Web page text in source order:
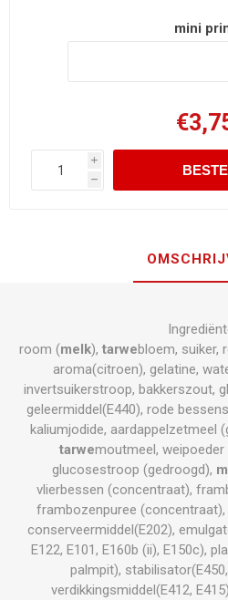
mini
i
h
room (melk), tarwebloem, suiker,
aroma(citroen), gelatine,
invertsuikerstroop, bakkerszout,
geleermiddel(E440), rode
kaliumjodide, aardappelzetmeel
tarwemoutmeel, weipoeder
glucosestroop (gedroogd),
vlierbessen (concentraat),
frambozenpuree (concentraat),
conserveermiddel(E202),
E122, E101, E160b (ii), E150c),
palmpit), stabilisator(E450,
verdikkingsmiddel(E412,